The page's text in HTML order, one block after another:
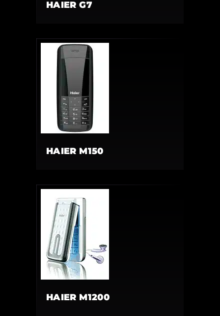
HAIER G7
HAIER M150
HAIER M1200